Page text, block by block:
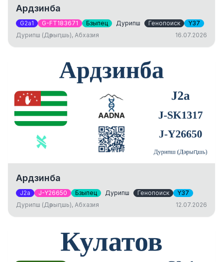
Ардзинба
G2a1 G-FT183671 Бзыпец Дурипш Генопоиск
Y37
Дурипш (Дәрыԥшь), Абхазия
16.07.2026
Ардзинба
J2a J-Y26650 Бзыпец Дурипш Генопоиск
Y37
Дурипш (Дәрыԥшь), Абхазия
12.07.2026